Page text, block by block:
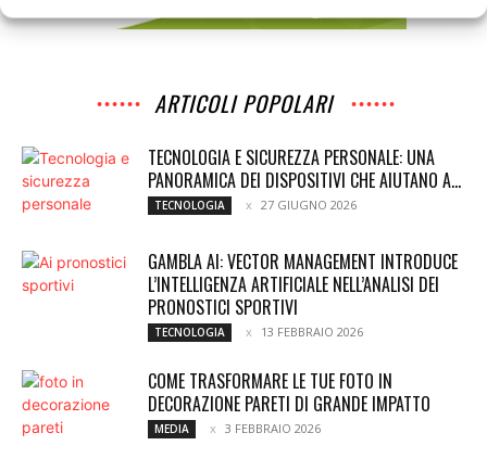
ARTICOLI POPOLARI
TECNOLOGIA E SICUREZZA PERSONALE: UNA
PANORAMICA DEI DISPOSITIVI CHE AIUTANO A...
TECNOLOGIA 27 GIUGNO 2026
GAMBLA AI: VECTOR MANAGEMENT INTRODUCE
L’INTELLIGENZA ARTIFICIALE NELL’ANALISI DEI
PRONOSTICI SPORTIVI
TECNOLOGIA 13 FEBBRAIO 2026
COME TRASFORMARE LE TUE FOTO IN
DECORAZIONE PARETI DI GRANDE IMPATTO
MEDIA 3 FEBBRAIO 2026